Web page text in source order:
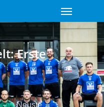
Menu
Erste
Neuste